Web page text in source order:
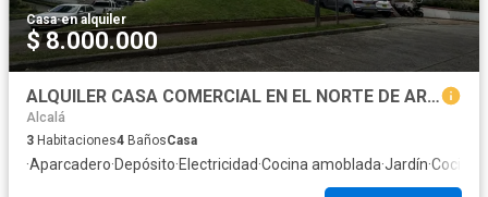
Casa·en alquiler
$ 8.000.000
ALQUILER CASA COMERCIAL EN EL NORTE DE ARMENIA
Alcalá
3 Habitaciones4 BañosCasa
·Aparcadero·Depósito·Electricidad·Cocina amoblada·Jardín·Cocina